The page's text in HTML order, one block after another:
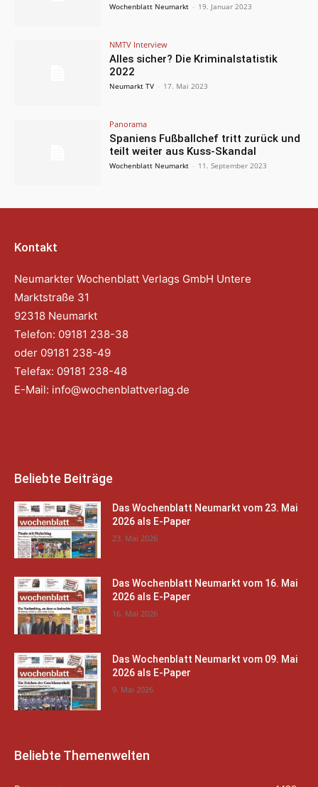
Wochenblatt Neumarkt - 19. Januar 2023
NMTV Interview
Alles sicher? Die Kriminalstatistik
2022
Neumarkt TV - 17. Mai 2023
Panorama
Spaniens Fußballchef tritt zurück und
teilt weiter aus Kuss-Skandal
Wochenblatt Neumarkt - 11. September 2023
Kontakt
Neumarkter Wochenblatt Verlags GmbH Untere
Marktstraße 31
92318 Neumarkt
Telefon: 09181 238-38
oder 09181 238-49
Telefax: 09181 238-48
E-Mail: info@wochenblattverlag.de
Beliebte Beiträge
Das Wochenblatt Neumarkt vom 23. Mai
2026 als E-Paper
23. Mai 2026
Das Wochenblatt Neumarkt vom 16. Mai
2026 als E-Paper
16. Mai 2026
Das Wochenblatt Neumarkt vom 09. Mai
2026 als E-Paper
9. Mai 2026
Beliebte Themenwelten